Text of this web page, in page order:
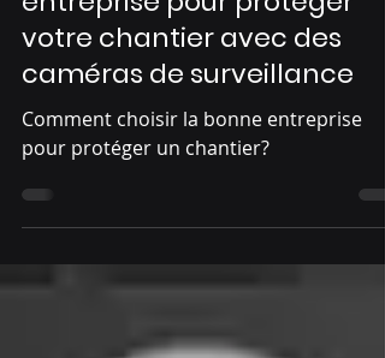
Comment choisir la bonne
entreprise pour protéger
votre chantier avec des
caméras de surveillance
pour protéger un chantier?